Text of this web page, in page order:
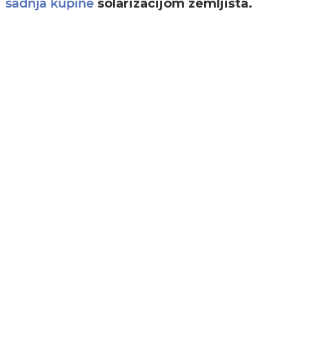
sadnja kupine solarizacijom zemljišta.